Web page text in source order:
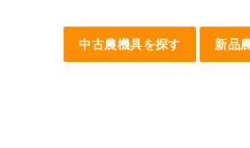
中古農機具を探す 新品